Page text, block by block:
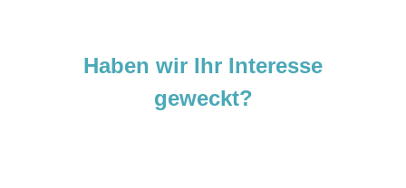
Haben wir Ihr Interesse
geweckt?